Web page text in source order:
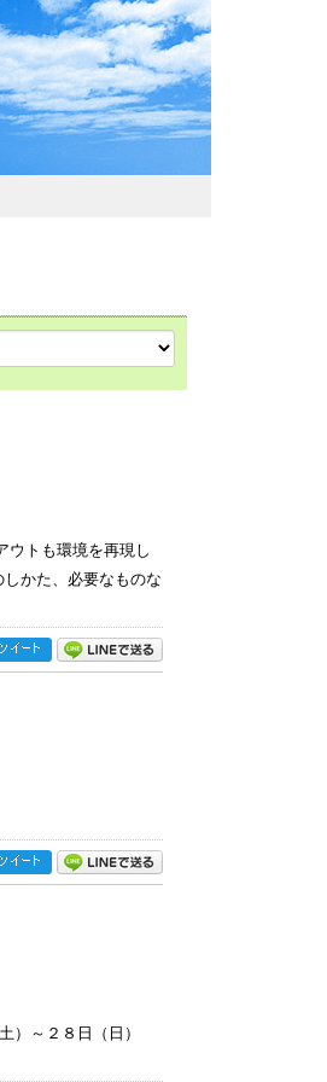
ド
トも環境を再現し
かた、必要なものな
～２８日（日）